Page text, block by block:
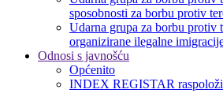
sposobnosti za borbu protiv
Udarna grupa za borbu protiv
organizirane ilegalne
Odnosi s javnošću
Općenito
INDEX REGISTAR